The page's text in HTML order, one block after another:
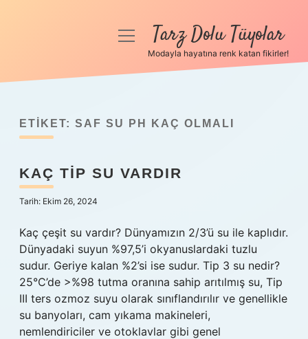
Anasayfa
Yasal Uyarı
Hakkımızda
menüyüTarz Dolu Tüyolar
Modayla hayatına renk katan fikirler!
ETIKET: SAF SU PH KAÇ OLMALI
KAÇ TIP SU VARDIR
Tarih: Ekim 26, 2024
Kaç çeşit su vardır? Dünyamızın 2/3’ü su ile kaplıdır.
Dünyadaki suyun %97,5’i okyanuslardaki tuzlu
sudur. Geriye kalan %2’si ise sudur. Tip 3 su nedir?
25°C’de >%98 tutma oranına sahip arıtılmış su, Tip
III ters ozmoz suyu olarak sınıflandırılır ve genellikle
su banyoları, cam yıkama makineleri,
nemlendiriciler ve otoklavlar gibi genel